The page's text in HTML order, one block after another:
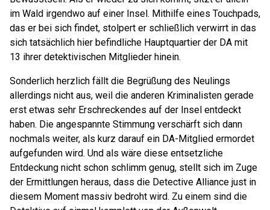
im Wald irgendwo auf einer Insel. Mithilfe eines Touchpads,
das er bei sich findet, stolpert er schließlich verwirrt in das
sich tatsächlich hier befindliche Hauptquartier der DA mit
13 ihrer detektivischen Mitglieder hinein.
Sonderlich herzlich fällt die Begrüßung des Neulings
allerdings nicht aus, weil die anderen Kriminalisten gerade
erst etwas sehr Erschreckendes auf der Insel entdeckt
haben. Die angespannte Stimmung verschärft sich dann
nochmals weiter, als kurz darauf ein DA-Mitglied ermordet
aufgefunden wird. Und als wäre diese entsetzliche
Entdeckung nicht schon schlimm genug, stellt sich im Zuge
der Ermittlungen heraus, dass die Detective Alliance just in
diesem Moment massiv bedroht wird. Zu einem sind die